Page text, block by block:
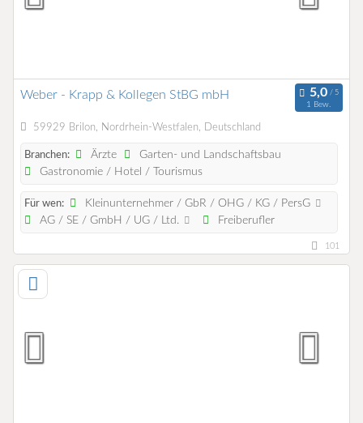
Weber - Krapp & Kollegen StBG mbH
1 Bew.
59929 Brilon, Nordrhein-Westfalen, Deutschland
Branchen: Ärzte
Garten- und Landschaftsbau
Gastronomie / Hotel / Tourismus
Für wen:
Kleinunternehmer / GbR / OHG / KG / PersG
AG / SE / GmbH / UG / Ltd.
Freiberufler
101